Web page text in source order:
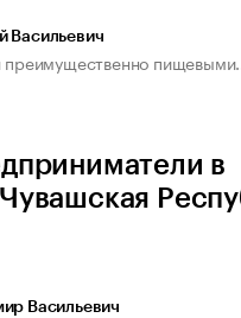
Васильевич
преимущественно
в
Васильевич